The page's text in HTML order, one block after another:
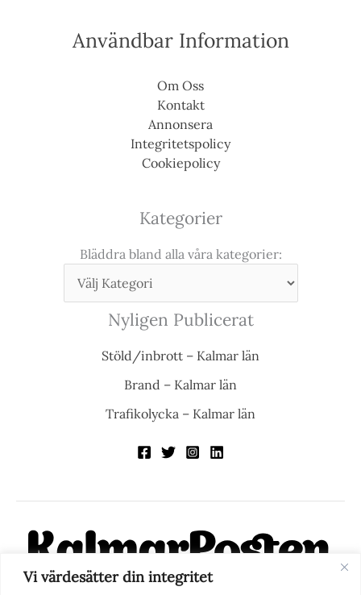
Vi värdesätter din integritet
Användbar Information
Om Oss
Kontakt
Annonsera
Integritetspolicy
Cookiepolicy
Kategorier
Bläddra bland alla våra kategorier:
Nyligen Publicerat
Stöld/inbrott – Kalmar län
Brand – Kalmar län
Trafikolycka – Kalmar län
KalmarPosten är en modern lokalnyhetstidning på nätet. Med